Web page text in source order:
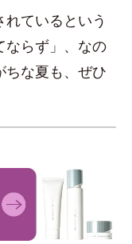
ているという
ならず」、なの
ちな夏も、ぜひ